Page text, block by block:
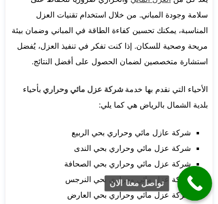
سلامة وجودة المباني. من خلال استخدام تقنيات العزل
المناسبة، يمكنك تحسين كفاءة الطاقة في المباني وضمان بيئة
مريحة وصحية للسكان. إذا كنت تفكر في تنفيذ العزل، يُفضل
استشارة متخصصين لضمان الحصول على أفضل النتائج.
الأحياء التي نقدم بها خدمة شركة عزل مائي وحراري بأحياء
بلدية الشمال بالرياض هي كما يلي:
شركة عازل مائي وحراري بحي الربيع
شركة عزل مائي وحراري بحي الندى
شركة عزل مائي وحراري بحي الصحافة
شركة عزل مائي وحراري بحي النرجس
شركة عزل مائي وحراري بحي العارض
تواصل معنا الان